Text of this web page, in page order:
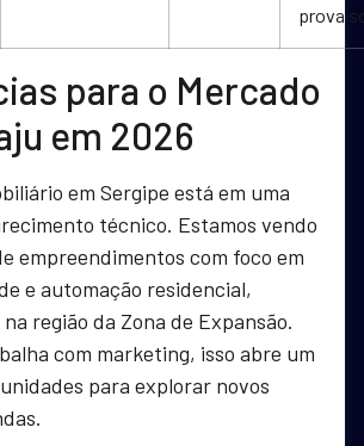
prova
para o Mercado
em 2026
em Sergipe está em uma
técnico. Estamos vendo
empreendimentos com foco em
e automação residencial,
região da Zona de Expansão.
com marketing, isso abre um
para explorar novos